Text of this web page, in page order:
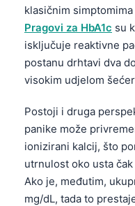
klasičnim
Pragovi za HbA1c su
isključuje reaktivne
postanu drhtavi dva
visokim udjelom
Postoji i druga
panike može
ionizirani kalcij, što
utrnulost oko usta
Ako je, međutim,
mg/dL, tada to
മലയാളം
Bahasa Melayu
Tiếng Việt
Tagalog
ဗမာစာ
ភាសាខ្មែរ
Kiswahili
አማርኛ